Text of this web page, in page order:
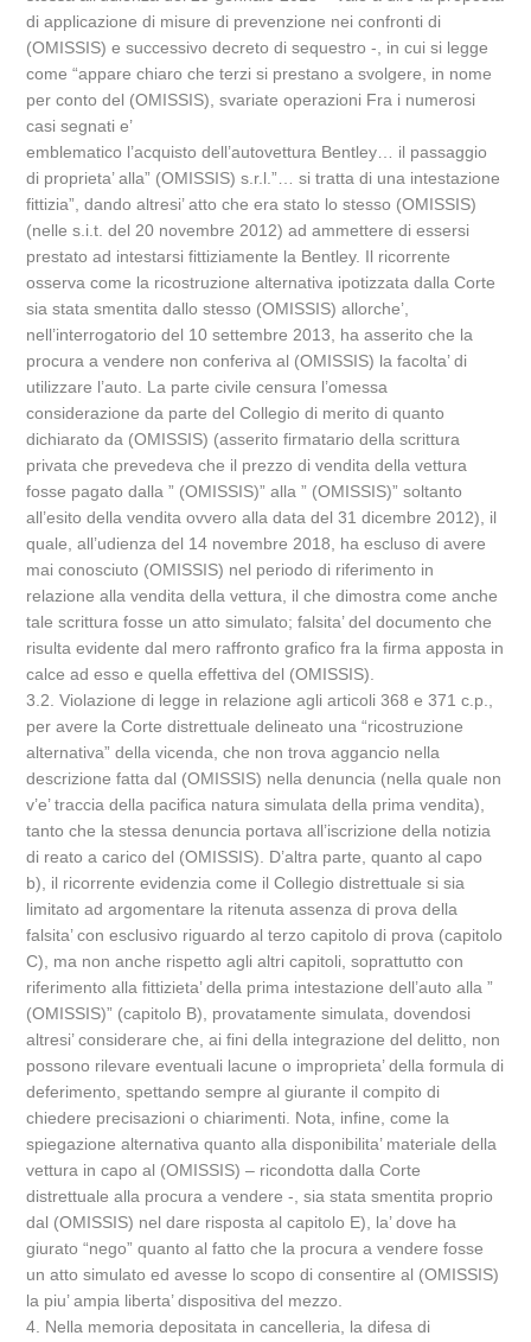
di applicazione di misure di prevenzione nei confronti di
(OMISSIS) e successivo decreto di sequestro -, in cui si legge
come “appare chiaro che terzi si prestano a svolgere, in nome
per conto del (OMISSIS), svariate operazioni Fra i numerosi
casi segnati e’
emblematico l’acquisto dell’autovettura Bentley… il passaggio
di proprieta’ alla” (OMISSIS) s.r.l.”… si tratta di una intestazione
fittizia”, dando altresi’ atto che era stato lo stesso (OMISSIS)
(nelle s.i.t. del 20 novembre 2012) ad ammettere di essersi
prestato ad intestarsi fittiziamente la Bentley. Il ricorrente
osserva come la ricostruzione alternativa ipotizzata dalla Corte
sia stata smentita dallo stesso (OMISSIS) allorche’,
nell’interrogatorio del 10 settembre 2013, ha asserito che la
procura a vendere non conferiva al (OMISSIS) la facolta’ di
utilizzare l’auto. La parte civile censura l’omessa
considerazione da parte del Collegio di merito di quanto
dichiarato da (OMISSIS) (asserito firmatario della scrittura
privata che prevedeva che il prezzo di vendita della vettura
fosse pagato dalla ” (OMISSIS)” alla ” (OMISSIS)” soltanto
all’esito della vendita ovvero alla data del 31 dicembre 2012), il
quale, all’udienza del 14 novembre 2018, ha escluso di avere
mai conosciuto (OMISSIS) nel periodo di riferimento in
relazione alla vendita della vettura, il che dimostra come anche
tale scrittura fosse un atto simulato; falsita’ del documento che
risulta evidente dal mero raffronto grafico fra la firma apposta in
calce ad esso e quella effettiva del (OMISSIS).
3.2. Violazione di legge in relazione agli articoli 368 e 371 c.p.,
per avere la Corte distrettuale delineato una “ricostruzione
alternativa” della vicenda, che non trova aggancio nella
descrizione fatta dal (OMISSIS) nella denuncia (nella quale non
v’e’ traccia della pacifica natura simulata della prima vendita),
tanto che la stessa denuncia portava all’iscrizione della notizia
di reato a carico del (OMISSIS). D’altra parte, quanto al capo
b), il ricorrente evidenzia come il Collegio distrettuale si sia
limitato ad argomentare la ritenuta assenza di prova della
falsita’ con esclusivo riguardo al terzo capitolo di prova (capitolo
C), ma non anche rispetto agli altri capitoli, soprattutto con
riferimento alla fittizieta’ della prima intestazione dell’auto alla ”
(OMISSIS)” (capitolo B), provatamente simulata, dovendosi
altresi’ considerare che, ai fini della integrazione del delitto, non
possono rilevare eventuali lacune o improprieta’ della formula di
deferimento, spettando sempre al giurante il compito di
chiedere precisazioni o chiarimenti. Nota, infine, come la
spiegazione alternativa quanto alla disponibilita’ materiale della
vettura in capo al (OMISSIS) – ricondotta dalla Corte
distrettuale alla procura a vendere -, sia stata smentita proprio
dal (OMISSIS) nel dare risposta al capitolo E), la’ dove ha
giurato “nego” quanto al fatto che la procura a vendere fosse
un atto simulato ed avesse lo scopo di consentire al (OMISSIS)
la piu’ ampia liberta’ dispositiva del mezzo.
4. Nella memoria depositata in cancelleria, la difesa di